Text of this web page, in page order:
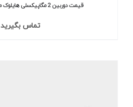
قیمت دوربین 2 مگاپیکسلی هایلوک مدل IPC‐D620H‐V
تماس بگیرید